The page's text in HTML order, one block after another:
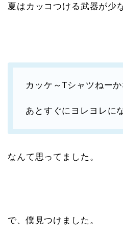
夏はカッコつける武器が少
カッケ～Tシャツねーか
あとすぐにヨレヨレに
なんて思ってました。
で、僕見つけました。